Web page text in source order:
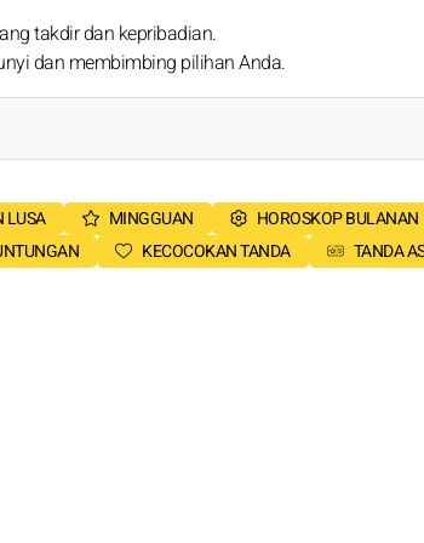
takdir dan kepribadian.
dan membimbing pilihan Anda.
LUSA MINGGUAN
HOROSKOP BULANAN
KECOCOKAN TANDA TANDA